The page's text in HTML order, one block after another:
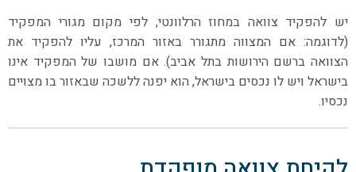
יש להפקיד צוואה במחוז הרלוונטי, לפי מקום מגורי המפקיד
(לדוגמה: אם המצווה מתגורר באזור המרכז, עליו להפקיד את
הצוואה ברשם הירושות בתל אביב). אם מושבו של המפקיד אינו
בישראל ויש לו נכסים בישראל, הוא יפנה ללשכה שבאזור בו מצויים
נכסיו.